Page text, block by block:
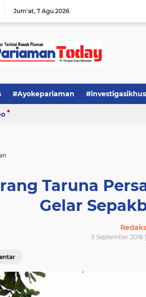
Jum'at 7 Agu 2026
#Ayokepariaman
Taruna
Gelar
5 September 2018